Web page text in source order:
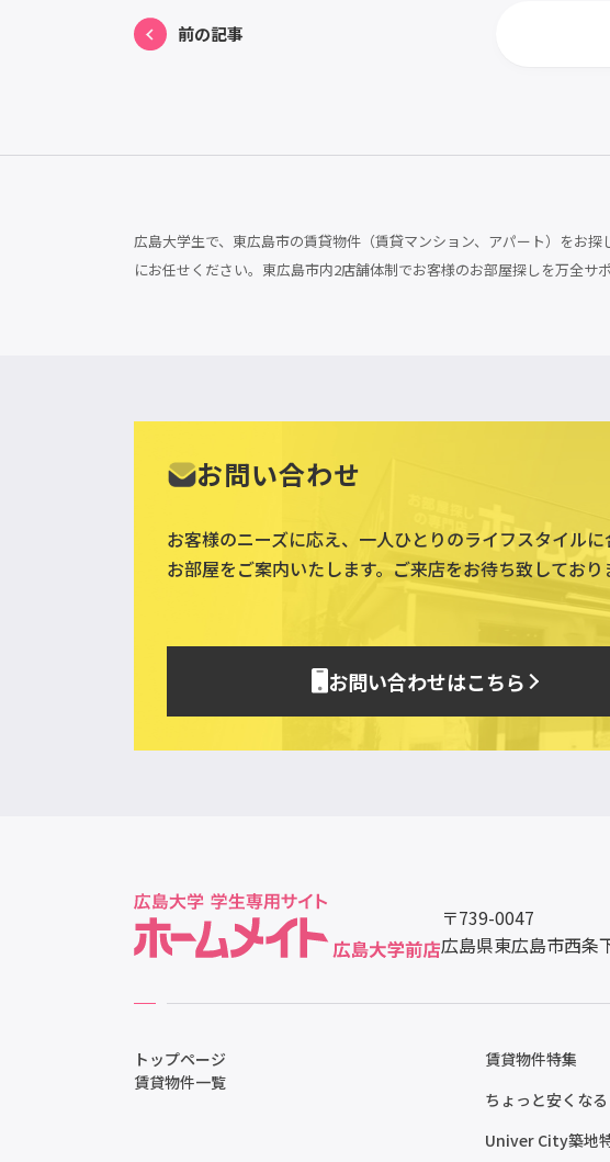
前の記事
広島大学生で、東広島市の賃貸物件（賃貸マンション、アパート）をお
にお任せください。東広島市内2店舗体制でお客様のお部屋探しを万全サ
お問い合わせ
お客様のニーズに応え、一人ひとりのライフスタイルに
お部屋をご案内いたします。ご来店をお待ち致しており
お問い合わせはこちら
〒739-0047
広島県東広島市西条
トップページ
賃貸物件一覧
賃貸物件特集
ちょっと安くな
Univer City築地